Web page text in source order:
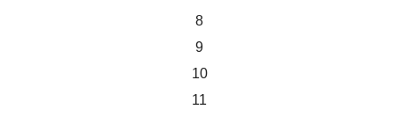
8
9
10
11